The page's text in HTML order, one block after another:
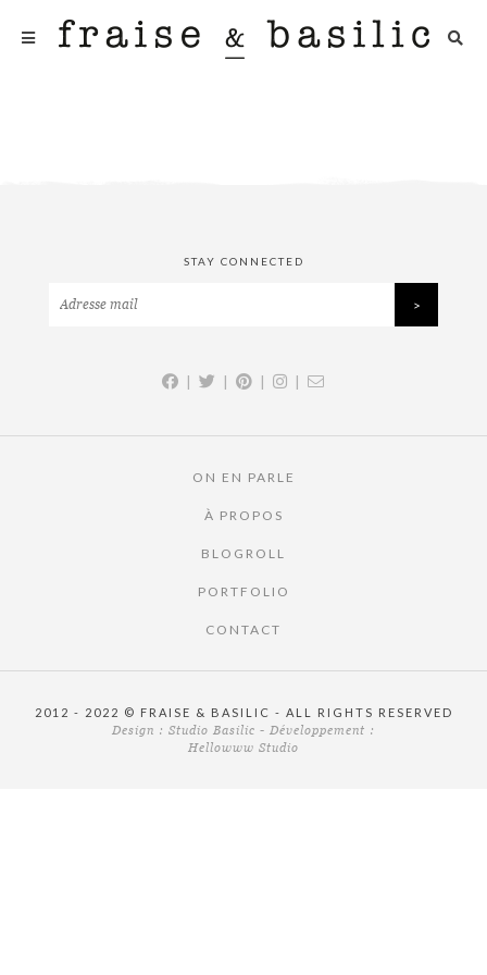
STAY CONNECTED
| | | |
ON EN PARLE
À PROPOS
BLOGROLL
PORTFOLIO
CONTACT
2012 - 2022 © FRAISE & BASILIC - ALL RIGHTS RESERVED
Design : Studio Basilic - Développement :
Hellowww Studio